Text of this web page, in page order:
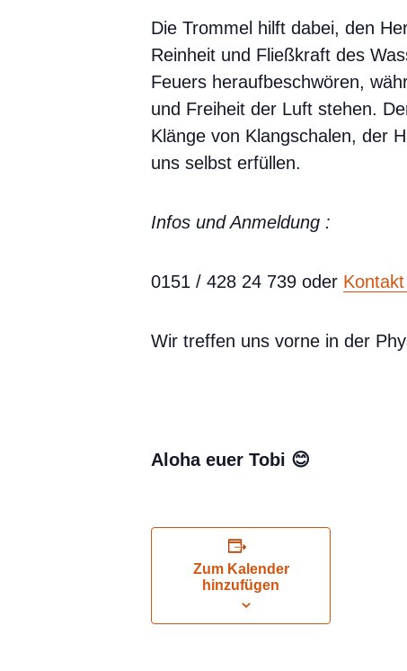
Die Trommel hilft dabei, den
Reinheit und Fließkraft des
Feuers heraufbeschwören,
und Freiheit der Luft stehen.
Klänge von Klangschalen, der
uns selbst erfüllen.
Infos und Anmeldung :
0151 / 428 24 739 oder
Wir treffen uns vorne in der
Aloha euer Tobi 😊
Zum Kalender
hinzufügen